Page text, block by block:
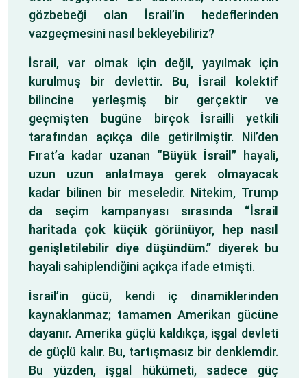
gözbebeği olan İsrail’in hedeflerinden
vazgeçmesini nasıl bekleyebiliriz?
İsrail, var olmak için değil, yayılmak için
kurulmuş bir devlettir. Bu, İsrail kolektif
bilincine yerleşmiş bir gerçektir ve
geçmişten bugüne birçok İsrailli yetkili
tarafından açıkça dile getirilmiştir. Nil’den
Fırat’a kadar uzanan “Büyük İsrail” hayali,
uzun uzun anlatmaya gerek olmayacak
kadar bilinen bir meseledir. Nitekim, Trump
da seçim kampanyası sırasında “İsrail
haritada çok küçük görünüyor, hep nasıl
genişletilebilir diye düşündüm.” diyerek bu
hayali sahiplendiğini açıkça ifade etmişti.
İsrail’in gücü, kendi iç dinamiklerinden
kaynaklanmaz; tamamen Amerikan gücüne
dayanır. Amerika güçlü kaldıkça, işgal devleti
de güçlü kalır. Bu, tartışmasız bir denklemdir.
Bu yüzden, işgal hükümeti, sadece güç